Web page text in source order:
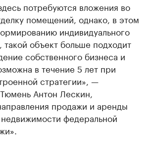
потребуются вложения во
помещений, однако, в этом
индивидуального
такой объект больше подходит
собственного бизнеса и
в течение 5 лет при
стратегии», —
Антон Лескин,
продажи и аренды
федеральной